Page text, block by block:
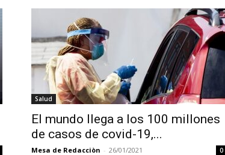
Salud
El mundo llega a los 100 millones
de casos de covid-19,...
Mesa de Redacciòn - 26/01/2021 0